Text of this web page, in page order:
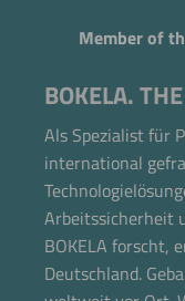
Member of
BOKELA.
Als Spezialist für
international
Arbeitssicherheit
BOKELA forscht,
Deutschland.